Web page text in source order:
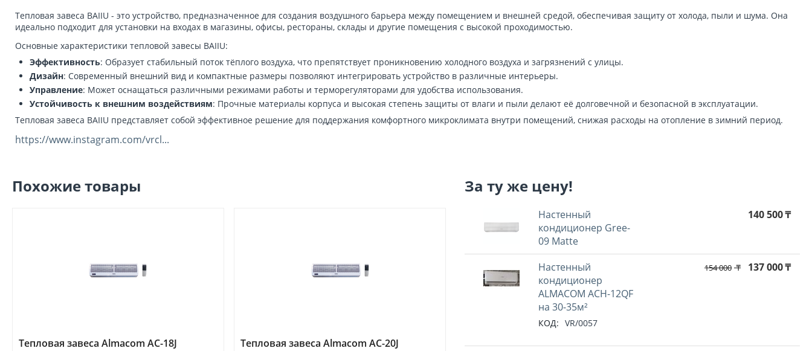
Тепловая завеса BAIIU - это устройство, предназначенное для создания воздушного барьера между помещением и внешней средой, обеспечивая защиту от холода, пыли и шума. Она
идеально подходит для установки на входах в магазины, офисы, рестораны, склады и другие помещения с высокой проходимостью.
Основные характеристики тепловой завесы BAIIU:
Эффективность: Образует стабильный поток тёплого воздуха, что препятствует проникновению холодного воздуха и загрязнений с улицы.
Дизайн: Современный внешний вид и компактные размеры позволяют интегрировать устройство в различные интерьеры.
Управление: Может оснащаться различными режимами работы и терморегуляторами для удобства использования.
Устойчивость к внешним воздействиям: Прочные материалы корпуса и высокая степень защиты от влаги и пыли делают её долговечной и безопасной в эксплуатации.
Тепловая завеса BAIIU представляет собой эффективное решение для поддержания комфортного микроклимата внутри помещений, снижая расходы на отопление в зимний период.
https://www.instagram.com/vrcl...
Похожие товары
Тепловая завеса Almacom AC-18J
Тепловая завеса Almacom AC-20J
За ту же цену!
Настенный
кондиционер Gree-
09 Matte
140 500₸
Hастенный
кондиционер
ALMACOM ACH-12QF
на 30-35м²
КОД: VR/0057
154 000 ₸ 137 000₸